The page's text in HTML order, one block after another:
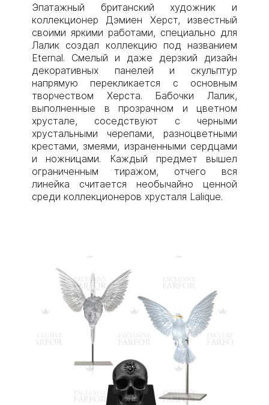
Эпатажный британский художник и
коллекционер Дэмиен Херст, известный
своими яркими работами, специально для
Лалик создал коллекцию под названием
Eternal. Смелый и даже дерзкий дизайн
декоративных панелей и скульптур
напрямую перекликается с основным
творчеством Херста. Бабочки Лалик,
выполненные в прозрачном и цветном
хрустале, соседствуют с черными
хрустальными черепами, разноцветными
крестами, змеями, израненными сердцами
и ножницами. Каждый предмет вышел
ограниченным тиражом, отчего вся
линейка считается необычайно ценной
среди коллекционеров хрусталя Lalique.